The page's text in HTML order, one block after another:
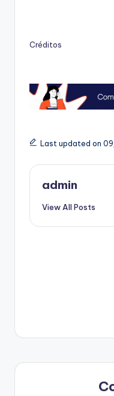
Créditos
Last updated on
admin
View All Posts